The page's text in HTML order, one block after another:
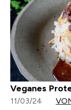
Veganes
11/03/24